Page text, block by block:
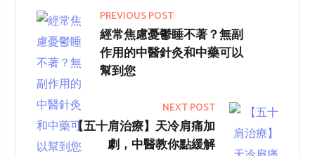
PREVIOUS POST
經常焦慮憂鬱睡不著？無副
作用的中醫針灸和中藥可以
幫到您
NEXT POST
【五十肩治療】天冷肩痛加
劇，中醫教你點緩解